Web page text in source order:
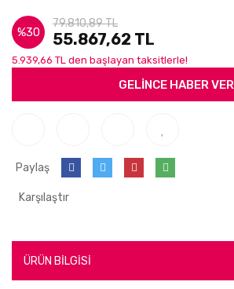
%30
79.810,89 TL
55.867,62 TL
5.939,66 TL den başlayan taksitlerle!
GELİNCE HABER VER
Paylaş
Karşılaştır
ÜRÜN BİLGİSİ